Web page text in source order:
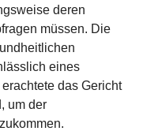
deren
müssen. Die
eines
das Gericht
um der